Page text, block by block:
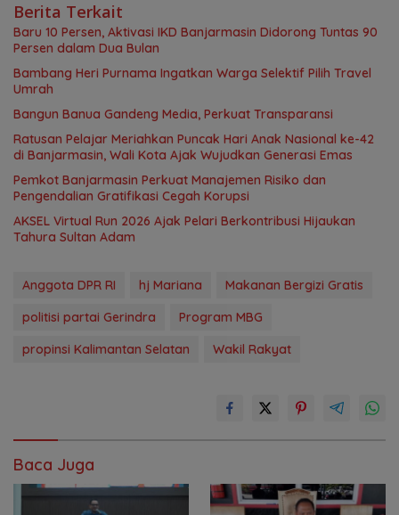
Berita Terkait
Baru 10 Persen, Aktivasi IKD Banjarmasin Didorong Tuntas 90
Persen dalam Dua Bulan
Bambang Heri Purnama Ingatkan Warga Selektif Pilih Travel
Umrah
Bangun Banua Gandeng Media, Perkuat Transparansi
Ratusan Pelajar Meriahkan Puncak Hari Anak Nasional ke-42
di Banjarmasin, Wali Kota Ajak Wujudkan Generasi Emas
Pemkot Banjarmasin Perkuat Manajemen Risiko dan
Pengendalian Gratifikasi Cegah Korupsi
AKSEL Virtual Run 2026 Ajak Pelari Berkontribusi Hijaukan
Tahura Sultan Adam
Anggota DPR RI hj Mariana
Makanan Bergizi Gratis
politisi partai Gerindra
Program MBG
propinsi Kalimantan Selatan
Wakil Rakyat
Baca Juga